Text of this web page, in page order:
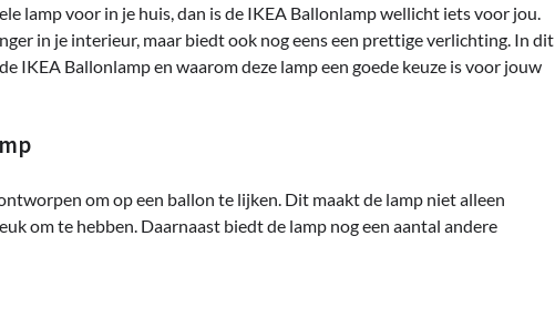
lamp voor in je huis, dan is de IKEA Ballonlamp wellicht iets voor jou.
in je interieur, maar biedt ook nog eens een prettige verlichting. In dit
IKEA Ballonlamp en waarom deze lamp een goede keuze is voor jouw
om op een ballon te lijken. Dit maakt de lamp niet alleen
om te hebben. Daarnaast biedt de lamp nog een aantal andere